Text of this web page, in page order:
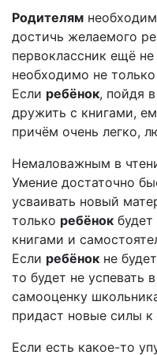
Родителям
достичь желаемого
первоклассник ещё
необходимо не
Если ребёнок, пойдя
дружить с книгами,
причём очень легко,
Немаловажным в
Умение достаточно
усваивать новый
только ребёнок
книгами и
Если ребёнок не
то будет не успевать
самооценку
придаст новые силы к
Если есть какое-то